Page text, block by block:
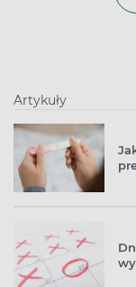
Artykuły